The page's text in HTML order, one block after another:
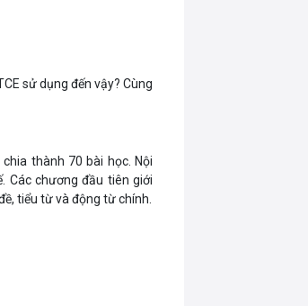
sử dụng đến vậy? Cùng
thành 70 bài học. Nội
Các chương đầu tiên giới
tiểu từ và động từ chính.